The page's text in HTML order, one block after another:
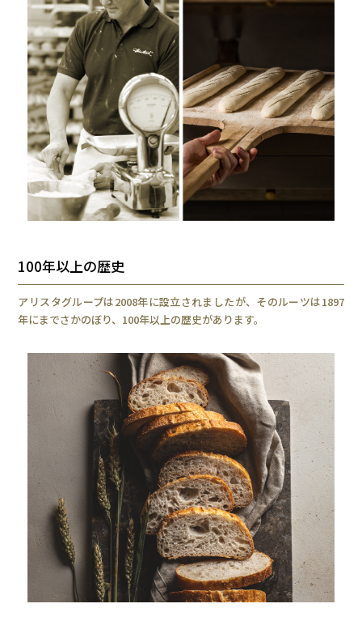
100年以上の歴史
アリスタグループは2008年に設立されましたが、そのルーツは1897
年にまでさかのぼり、100年以上の歴史があります。
VIEW MORE